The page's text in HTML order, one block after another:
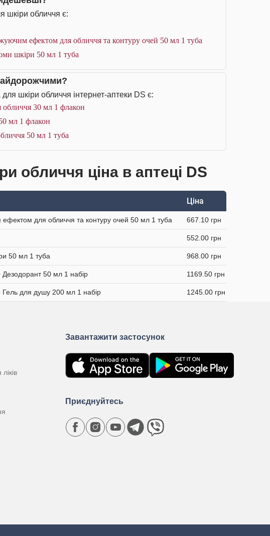
шкіри обличчя є:
ефектом для обличчя та контуру очей 50 мл 1 туба
шкіри 50 мл 1 туба
шкіри обличчя інтернет-аптеки DS є:
обличчя 30 мл 1 флакон
мл 1 флакон
50 мл 1 туба
обличчя ціна в аптеці DS
Ціна
для обличчя та контуру очей 50 мл 1 туба 667.10 грн
552.00 грн
50 мл 1 туба 968.00 грн
50 мл 1 набір 1169.50 грн
для душу 200 мл 1 набір 1245.00 грн
Завантажити застосунок
Приєднуйтесь